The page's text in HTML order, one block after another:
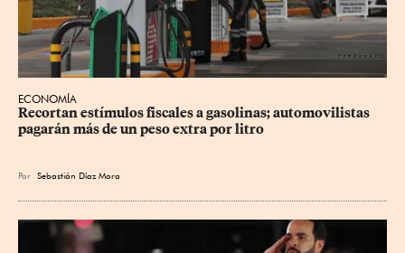
ECONOMÍA
Recortan estímulos fiscales a gasolinas; automovilistas
pagarán más de un peso extra por litro
Por Sebastián Díaz Mora